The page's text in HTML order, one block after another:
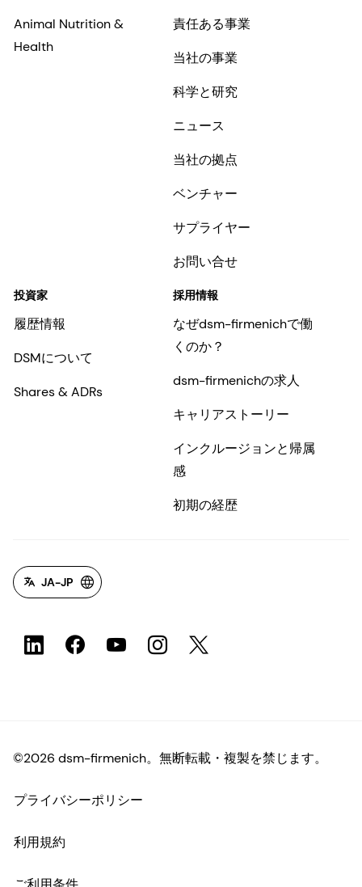
Animal Nutrition &
Health
責任ある事業
当社の事業
科学と研究
ニュース
当社の拠点
ベンチャー
サプライヤー
お問い合せ
投資家
履歴情報
DSMについて
Shares & ADRs
採用情報
なぜdsm-firmenichで働
くのか？
dsm-firmenichの求人
キャリアストーリー
インクルージョンと帰属
感
初期の経歴
JA-JP
©2026 dsm-firmenich。無断転載・複製を禁じます。
プライバシーポリシー
利用規約